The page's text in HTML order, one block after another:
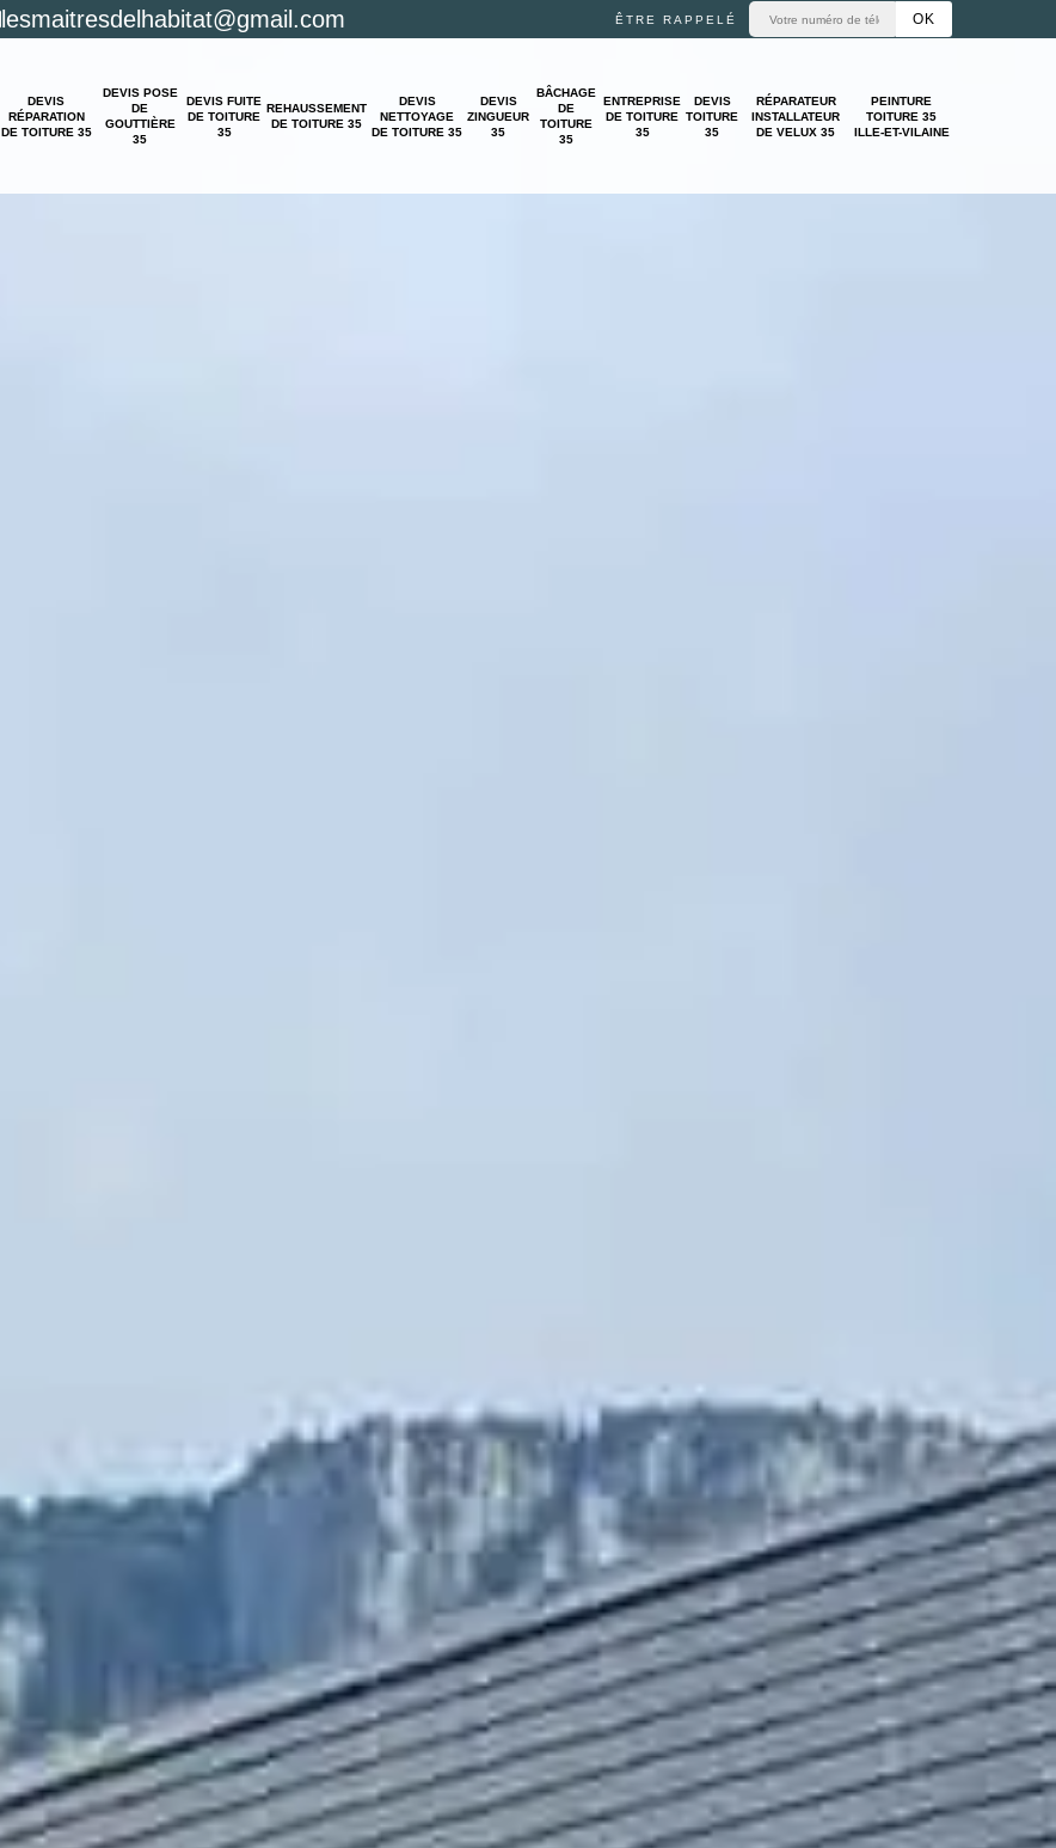
lesmaitresdelhabitat@gmail.com ÊTRE RAPPELÉ
DEVIS
RÉPARATION
DE TOITURE 35
DEVIS POSE
DE
GOUTTIÈRE
35
DEVIS FUITE
DE TOITURE
35
REHAUSSEMENT
DE TOITURE 35
DEVIS
NETTOYAGE
DE TOITURE 35
DEVIS
ZINGUEUR
35
BÂCHAGE
DE
TOITURE
35
ENTREPRISE
DE TOITURE
35
DEVIS
TOITURE
35
RÉPARATEUR
INSTALLATEUR
DE VELUX 35
PEINTURE
TOITURE 35
ILLE-ET-VILAINE